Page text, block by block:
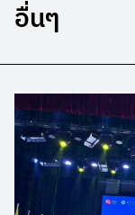
อื่นๆ